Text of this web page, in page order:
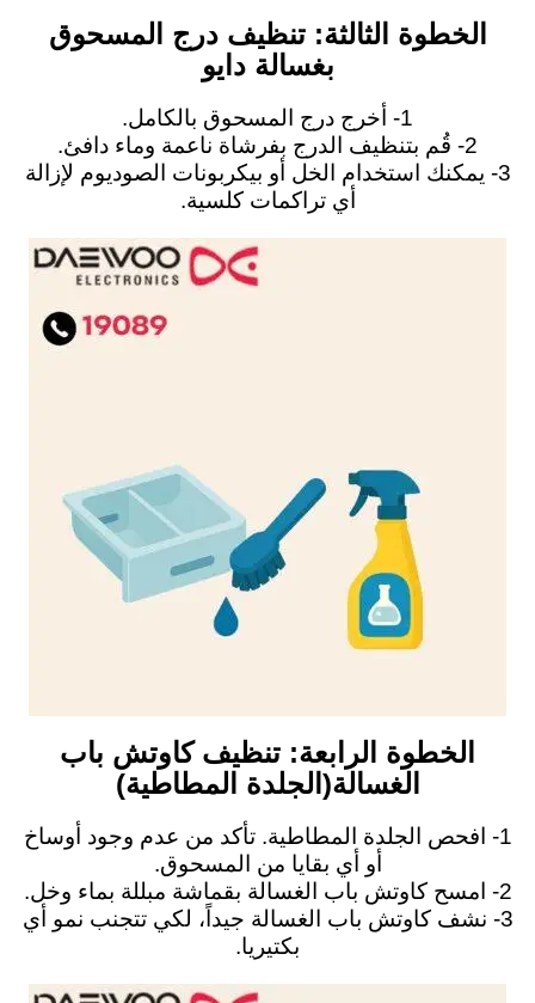
الخطوة الثالثة: تنظيف درج المسحوق
بغسالة دايو
1- أخرج درج المسحوق بالكامل.
2- قُم بتنظيف الدرج بفرشاة ناعمة وماء دافئ.
3- يمكنك استخدام الخل أو بيكربونات الصوديوم لإزالة
أي تراكمات كلسية.
الخطوة الرابعة: تنظيف كاوتش باب
الغسالة(الجلدة المطاطية)
1- افحص الجلدة المطاطية. تأكد من عدم وجود أوساخ
أو أي بقايا من المسحوق.
2- امسح كاوتش باب الغسالة بقماشة مبللة بماء وخل.
3- نشف كاوتش باب الغسالة جيداً، لكي تتجنب نمو أي
بكتيريا.